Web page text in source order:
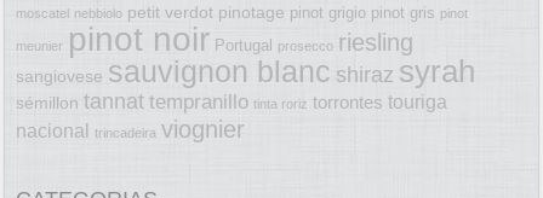
moscatel nebbiolo petit verdot pinotage pinot grigio pinot gris pinot
meunier pinot noir Portugal prosecco riesling
sangiovese sauvignon blanc shiraz syrah
sémillon tannat tempranillo tinta roriz torrontes touriga
nacional trincadeira viognier